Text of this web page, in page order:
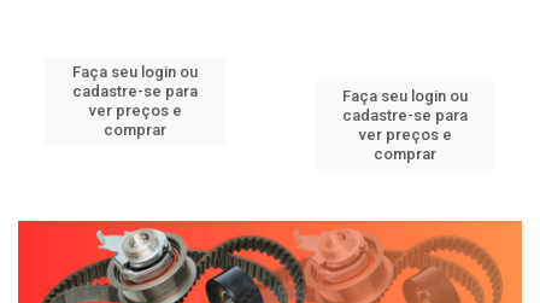
Faça seu login ou
cadastre-se para
ver preços e
comprar
Faça seu login ou
cadastre-se para
ver preços e
comprar